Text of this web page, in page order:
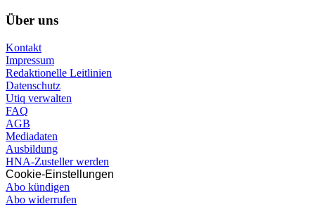
Über uns
Kontakt
Impressum
Redaktionelle Leitlinien
Datenschutz
Utiq verwalten
FAQ
AGB
Mediadaten
Ausbildung
HNA-Zusteller werden
Cookie-Einstellungen
Abo kündigen
Abo widerrufen